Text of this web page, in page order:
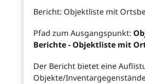
Bericht: Objektliste mit
Pfad zum Ausgangspunkt:
Berichte - Objektliste mit
Der Bericht bietet eine
Objekte/